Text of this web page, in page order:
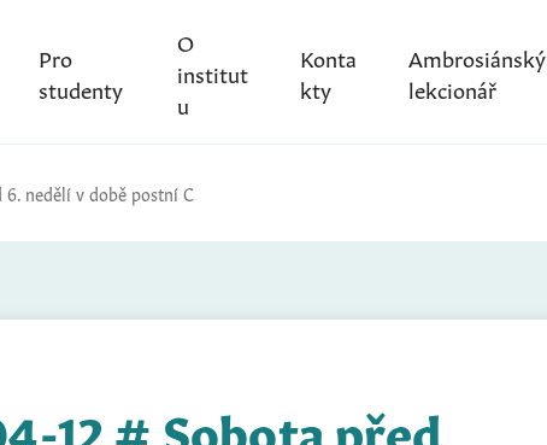
Pro
studenty
O
institut
u
Konta
kty
Ambrosiánský
lekcionář
6. nedělí v době postní C
12 # Sobota před